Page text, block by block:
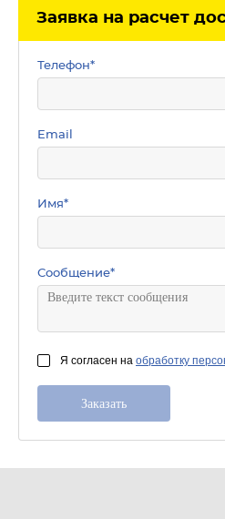
Заявка на расчет
Телефон*
Email
Имя*
Сообщение*
Я согласен на обработку